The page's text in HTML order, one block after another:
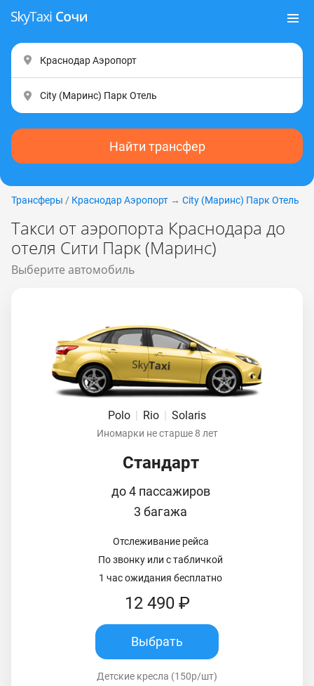
Найти трансфер
Трансферы / Краснодар Аэропорт → City (Маринс) Парк Отель
Такси от аэропорта Краснодара до
отеля Сити Парк (Маринс)
Выберите автомобиль
Polo | Rio | Solaris
Иномарки не старше 8 лет
Стандарт
до 4 пассажиров
3 багажа
Отслеживание рейса
По звонку или с табличкой
1 час ожидания бесплатно
12 490 ₽
Выбрать
Детские кресла (150р/шт)